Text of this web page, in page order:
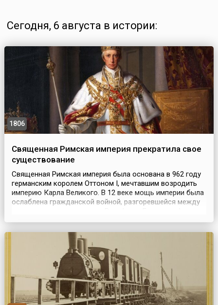
Сегодня, 6 августа в истории:
1806
Священная Римская империя прекратила свое
существование
Священная Римская империя была основана в 962 году
германским королем Оттоном I, мечтавшим возродить
империю Карла Великого. В 12 веке мощь империи была
ослаблена гражданской войной, разгоревшейся между
Начиная с 1438 года императорская корона Священной
Габсбургов, которые, следуя общей тенденции, ...